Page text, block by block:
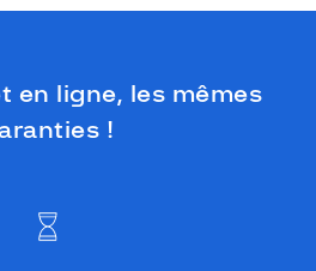
en ligne, les mêmes
!